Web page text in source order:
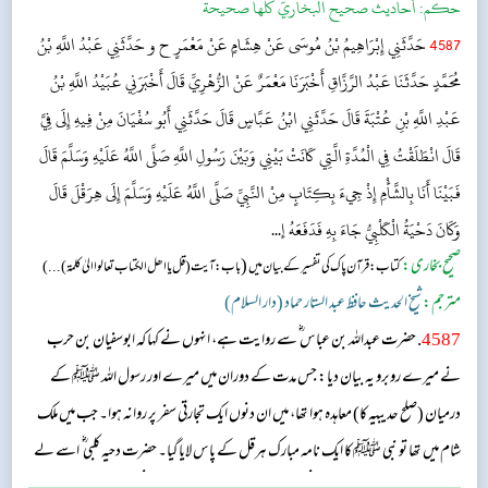
حکم:أحاديث صحيح البخاريّ كلّها صحيحة
4587حَدَّثَنِي إِبْرَاهِيمُ بْنُ مُوسَى عَنْ هِشَامٍ عَنْ مَعْمَرٍ ح و حَدَّثَنِي عَبْدُ اللَّهِ بْنُ
مُحَمَّدٍ حَدَّثَنَا عَبْدُ الرَّزَّاقِ أَخْبَرَنَا مَعْمَرٌ عَنْ الزُّهْرِيِّ قَالَ أَخْبَرَنِي عُبَيْدُ اللَّهِ بْنُ
عَبْدِ اللَّهِ بْنِ عُتْبَةَ قَالَ حَدَّثَنِي ابْنُ عَبَّاسٍ قَالَ حَدَّثَنِي أَبُو سُفْيَانَ مِنْ فِيهِ إِلَى فِيَّ
قَالَ انْطَلَقْتُ فِي الْمُدَّةِ الَّتِي كَانَتْ بَيْنِي وَبَيْنَ رَسُولِ اللَّهِ صَلَّى اللَّهُ عَلَيْهِ وَسَلَّمَ قَالَ
فَبَيْنَا أَنَا بِالشَّأْمِ إِذْ جِيءَ بِكِتَابٍ مِنْ النَّبِيِّ صَلَّى اللَّهُ عَلَيْهِ وَسَلَّمَ إِلَى هِرَقْلَ قَالَ
وَكَانَ دَحْيَةُ الْكَلْبِيُّ جَاءَ بِهِ فَدَفَعَهُ إ...
صحیح بخاری:کتاب: قرآن پاک کی تفسیر کے بیان میں(باب: آیت ( قل یا اھل الکتاب تعالوا الیٰ کلمۃ ) ...)
مترجم:شیخ الحدیث حافظ عبد الستار حماد (دار السلام)
4587. حضرت عبداللہ بن عباس ؓ سے روایت ہے، انہوں نے کہا کہ ابوسفیان بن حرب
نے میرے روبرو یہ بیان دیا: جس مدت کے دوران میں میرے اور رسول اللہ ﷺ کے
درمیان (صلح حدیبیہ کا) معاہدہ ہوا تھا، میں ان دنوں ایک تجارتی سفر پر روانہ ہوا۔ جب میں ملک
شام میں تھا تو نبی ﷺ کا ایک نامہ مبارک ہرقل کے پاس لایا گیا۔ حضرت دحیہ کلبی ؓ اسے لے